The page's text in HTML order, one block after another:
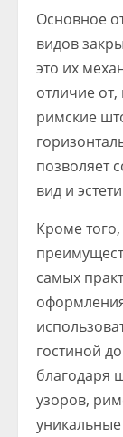
Основное
видов
это их
отличие
римские
позволяет
вид и
Кроме
самых
гостиной
благодаря
узоров,